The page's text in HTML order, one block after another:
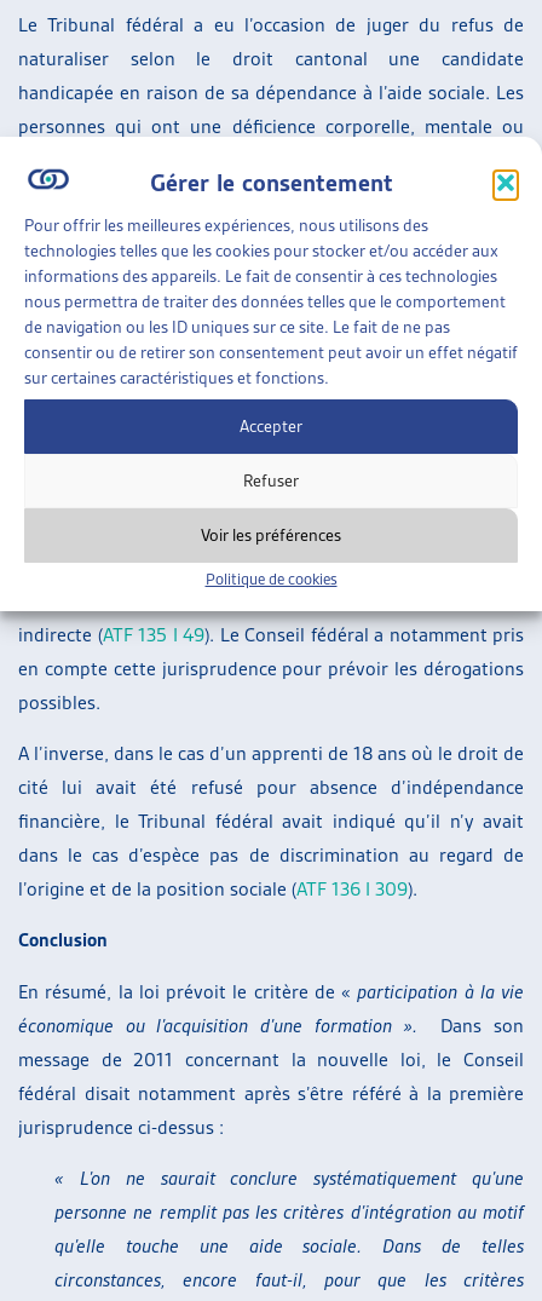
Gérer le consentement
Pour offrir les meilleures expériences, nous utilisons des
technologies telles que les cookies pour stocker et/ou accéder aux
informations des appareils. Le fait de consentir à ces technologies
nous permettra de traiter des données telles que le comportement
de navigation ou les ID uniques sur ce site. Le fait de ne pas
consentir ou de retirer son consentement peut avoir un effet négatif
sur certaines caractéristiques et fonctions.
Accepter
Refuser
Voir les préférences
Politique de cookies
Le Tribunal fédéral a eu l’occasion de juger du refus de
naturaliser selon le droit cantonal une candidate
handicapée en raison de sa dépendance à l’aide sociale. Les
personnes qui ont une déficience corporelle, mentale ou
L’exigence de l’indépendance financière touche de manière
spécifique les personnes qui souffrent d’un tel handicap.
Ainsi le Tribunal fédéral a jugé qu’une telle exigence
constitue une discrimination (indirecte) envers ces
personnes et doit être justifiée par intérêt public
prépondérant et respecter le principe de proportionnalité.
En l’espèce, la personne avait 22 ans, et habitait depuis 13
ans en Suisse comme admise provisoire. Un futur permis de
personne. Il n’y avait dès lors pas d’intérêt financier
prépondérant et son refus de nationalité du fait de sa
indirecte (ATF 135 I 49). Le Conseil fédéral a notamment pris
en compte cette jurisprudence pour prévoir les dérogations
possibles.
A l’inverse, dans le cas d’un apprenti de 18 ans où le droit de
cité lui avait été refusé pour absence d’indépendance
financière, le Tribunal fédéral avait indiqué qu’il n’y avait
dans le cas d’espèce pas de discrimination au regard de
l’origine et de la position sociale (ATF 136 I 309).
Conclusion
En résumé, la loi prévoit le critère de «participation à la vie
économique ou l’acquisition d’une formation ». Dans son
message de 2011 concernant la nouvelle loi, le Conseil
fédéral disait notamment après s’être référé à la première
jurisprudence ci-dessus :
« L’on ne saurait conclure systématiquement qu’une
personne ne remplit pas les critères d’intégration au motif
qu’elle touche une aide sociale. Dans de telles
circonstances, encore faut-il, pour que les critères